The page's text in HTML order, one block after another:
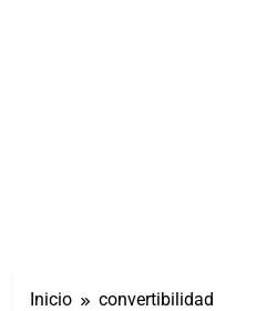
Inicio convertibilidad